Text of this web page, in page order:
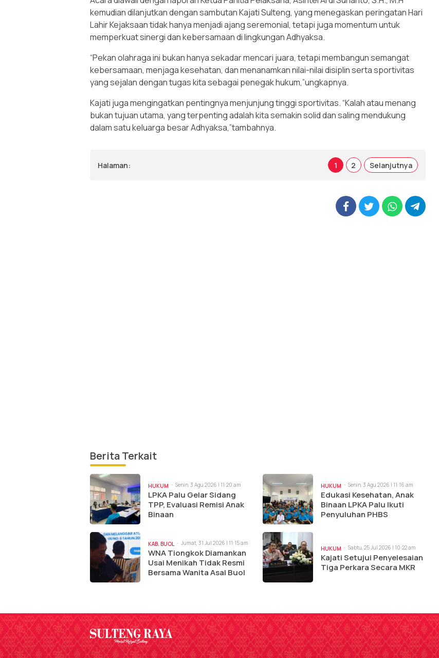
kemudian dilanjutkan dengan sambutan Kajati Sulteng, yang menegaskan peringatan Hari
Lahir Kejaksaan tidak hanya menjadi ajang seremonial, tetapi juga momentum untuk
memperkuat sinergi dan kebersamaan di lingkungan Adhyaksa.
“Pekan olahraga ini bukan hanya sekadar mencari juara, tetapi membangun semangat
kebersamaan, menjaga kesehatan, dan menanamkan nilai-nilai disiplin serta sportivitas
yang sejalan dengan tugas kita sebagai penegak hukum,”ungkapnya.
Kajati juga mengingatkan pentingnya menjunjung tinggi sportivitas. “Kalah atau menang
bukan tujuan utama, yang terpenting adalah kita semakin solid dan saling mendukung
dalam satu keluarga besar Adhyaksa,”tambahnya.
Halaman: 1 2 Selanjutnya
Berita Terkait
HUKUM Senin, 3 Agu 2026 | 11:20 am
LPKA Palu Gelar Sidang
TPP, Evaluasi Remisi Anak
Binaan
HUKUM Senin, 3 Agu 2026 | 11:16 am
Edukasi Kesehatan, Anak
Binaan LPKA Palu Ikuti
Penyuluhan PHBS
KAB. BUOL Jumat, 31 Jul 2026 | 11:15 am
WNA Tiongkok Diamankan
Usai Menikah Tidak Resmi
Bersama Wanita Asal Buol
HUKUM Sabtu, 25 Jul 2026 | 10:22 am
Kajati Setujui Penyelesaian
Tiga Perkara Secara MKR